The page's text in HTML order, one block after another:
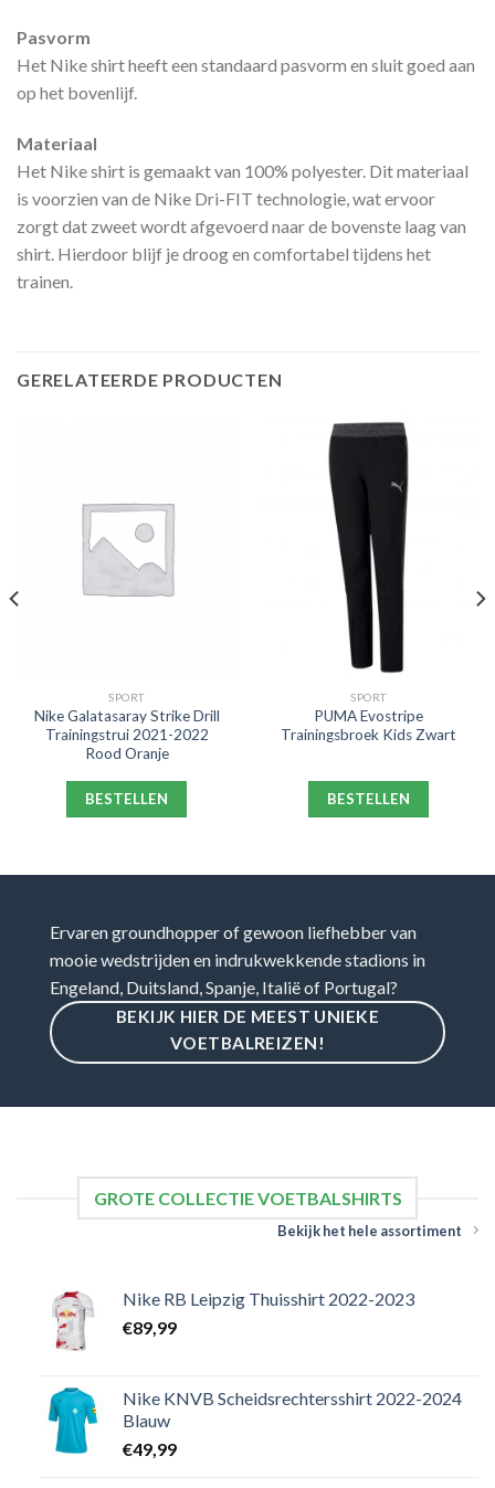
Pasvorm
Het Nike shirt heeft een standaard pasvorm en sluit goed aan
op het bovenlijf.
Materiaal
Het Nike shirt is gemaakt van 100% polyester. Dit materiaal
is voorzien van de Nike Dri-FIT technologie, wat ervoor
zorgt dat zweet wordt afgevoerd naar de bovenste laag van
shirt. Hierdoor blijf je droog en comfortabel tijdens het
trainen.
GERELATEERDE PRODUCTEN
SPORT
Nike Galatasaray Strike Drill
Trainingstrui 2021-2022
Rood Oranje
BESTELLEN
SPORT
PUMA Evostripe
Trainingsbroek Kids Zwart
BESTELLEN
Ervaren groundhopper of gewoon liefhebber van
mooie wedstrijden en indrukwekkende stadions in
Engeland, Duitsland, Spanje, Italië of Portugal?
BEKIJK HIER DE MEEST UNIEKE
VOETBALREIZEN!
GROTE COLLECTIE VOETBALSHIRTS
Bekijk het hele assortiment
Nike RB Leipzig Thuisshirt 2022-2023
€89,99
Nike KNVB Scheidsrechtersshirt 2022-2024
Blauw
€49,99